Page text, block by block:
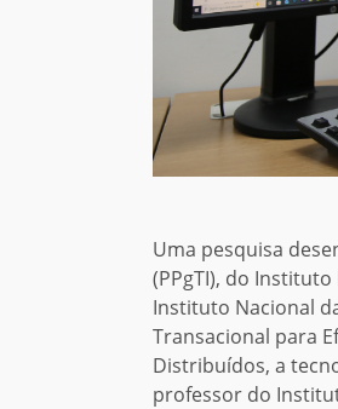
Uma pesquisa
(PPgTI), do
Instituto Nacional
Transacional para
Distribuídos, a
professor do